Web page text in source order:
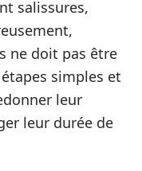
salissures,
ne doit pas être
simples et
leur
leur durée de